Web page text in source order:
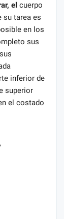
el cuerpo
su tarea es
en los
sus
inferior de
superior
el costado